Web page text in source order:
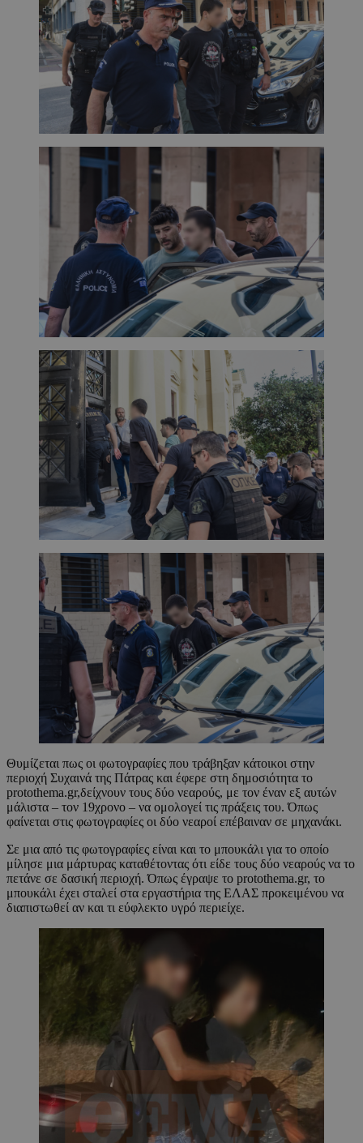
Θυμίζεται πως οι φωτογραφίες που τράβηξαν κάτοικοι στην
περιοχή Συχαινά της Πάτρας και έφερε στη δημοσιότητα το
protothema.gr,δείχνουν τους δύο νεαρούς, με τον έναν εξ αυτών
μάλιστα – τον 19χρονο – να ομολογεί τις πράξεις του. Όπως
φαίνεται στις φωτογραφίες οι δύο νεαροί επέβαιναν σε μηχανάκι.
Σε μια από τις φωτογραφίες είναι και το μπουκάλι για το οποίο
μίλησε μια μάρτυρας καταθέτοντας ότι είδε τους δύο νεαρούς να το
πετάνε σε δασική περιοχή. Όπως έγραψε το protothema.gr, το
μπουκάλι έχει σταλεί στα εργαστήρια της ΕΛΑΣ προκειμένου να
διαπιστωθεί αν και τι εύφλεκτο υγρό περιείχε.